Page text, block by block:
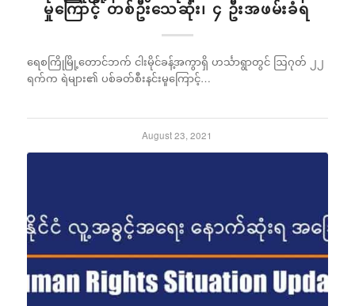
မှုကြောင့် တစ်ဦးသေဆုံး၊ ၄ ဦးအဖမ်းခံရ
ရေစကြိုမြို့တောင်ဘက် ငါးမိုင်ခန့်အကွာရှိ ဟင်္သာရွာတွင် ဩဂုတ် ၂၂
ရက်က ရဲများ၏ ပစ်ခတ်စီးနင်းမှုကြောင့်…
August 23, 2021